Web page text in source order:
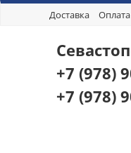
Доставка Оплата
+7 (978)
+7 (978)